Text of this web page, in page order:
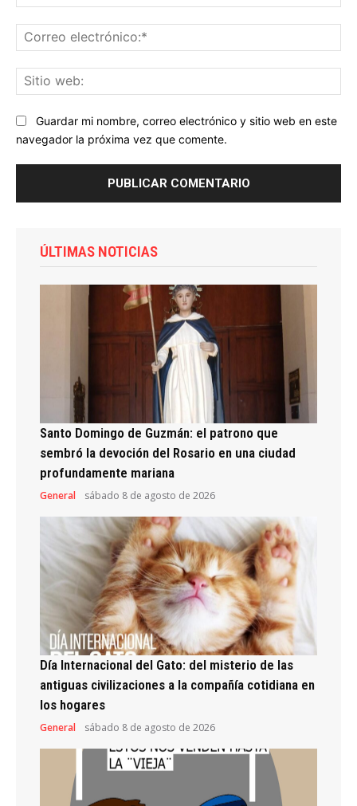
Guardar mi nombre, correo electrónico y sitio web en este
navegador la próxima vez que comente.
ÚLTIMAS NOTICIAS
Santo Domingo de Guzmán: el patrono que
sembró la devoción del Rosario en una ciudad
profundamente mariana
General sábado 8 de agosto de 2026
Día Internacional del Gato: del misterio de las
antiguas civilizaciones a la compañía cotidiana en
los hogares
General sábado 8 de agosto de 2026